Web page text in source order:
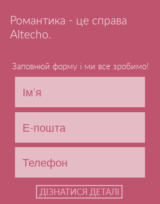
Романтика - це справа
Altecho.
Заповнюй форму і ми все зробимо!
ДІЗНАТИСЯ ДЕТАЛІ